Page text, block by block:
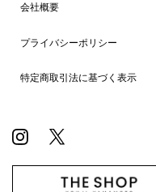
会社概要
プライバシーポリシー
特定商取引法に基づく表示